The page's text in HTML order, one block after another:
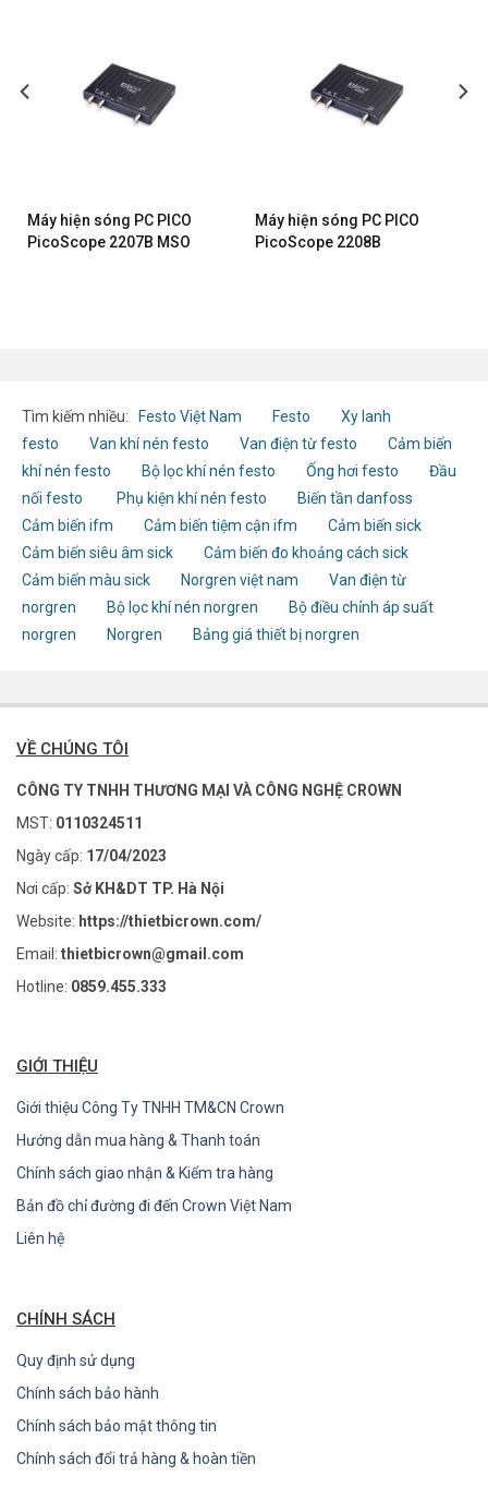
Máy hiện sóng PC PICO
PicoScope 2207B MSO
Máy hiện sóng PC PICO
PicoScope 2208B
Tìm kiếm nhiều: Festo Việt Nam Festo
Xy lanh
festo
Van khí nén festo Van điện từ festo
Cảm biến
khí nén festo
Bộ lọc khí nén festo Ống hơi festo
Đầu
nối festo
Phụ kiện khí nén festo
Biến tần danfoss
Cảm biến ifm
Cảm biến tiệm cận ifm
Cảm biến sick
Cảm biến siêu âm sick
Cảm biến đo khoảng cách sick
Cảm biến màu sick
Norgren việt nam
Van điện từ
norgren
Bộ lọc khí nén norgren
Bộ điều chỉnh áp suất
norgren
Norgren Bảng giá thiết bị norgren
VỀ CHÚNG TÔI
CÔNG TY TNHH THƯƠNG MẠI VÀ CÔNG NGHỆ CROWN
MST: 0110324511
Ngày cấp: 17/04/2023
Nơi cấp: Sở KH&DT TP. Hà Nội
Website: https://thietbicrown.com/
Email: thietbicrown@gmail.com
Hotline: 0859.455.333
GIỚI THIỆU
Giới thiệu Công Ty TNHH TM&CN Crown
Hướng dẫn mua hàng & Thanh toán
Chính sách giao nhận & Kiểm tra hàng
Bản đồ chỉ đường đi đến Crown Việt Nam
Liên hệ
CHÍNH SÁCH
Quy định sử dụng
Chính sách bảo hành
Chính sách bảo mật thông tin
Chính sách đổi trả hàng & hoàn tiền